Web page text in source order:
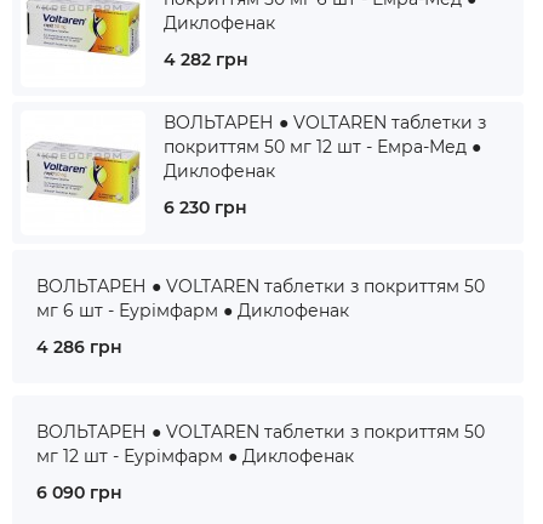
Диклофенак
4 282 грн
ВОЛЬТАРЕН ● VOLTAREN таблетки з
покриттям 50 мг 12 шт - Емра-Мед ●
Диклофенак
6 230 грн
ВОЛЬТАРЕН ● VOLTAREN таблетки з покриттям 50
мг 6 шт - Еурімфарм ● Диклофенак
4 286 грн
ВОЛЬТАРЕН ● VOLTAREN таблетки з покриттям 50
мг 12 шт - Еурімфарм ● Диклофенак
6 090 грн